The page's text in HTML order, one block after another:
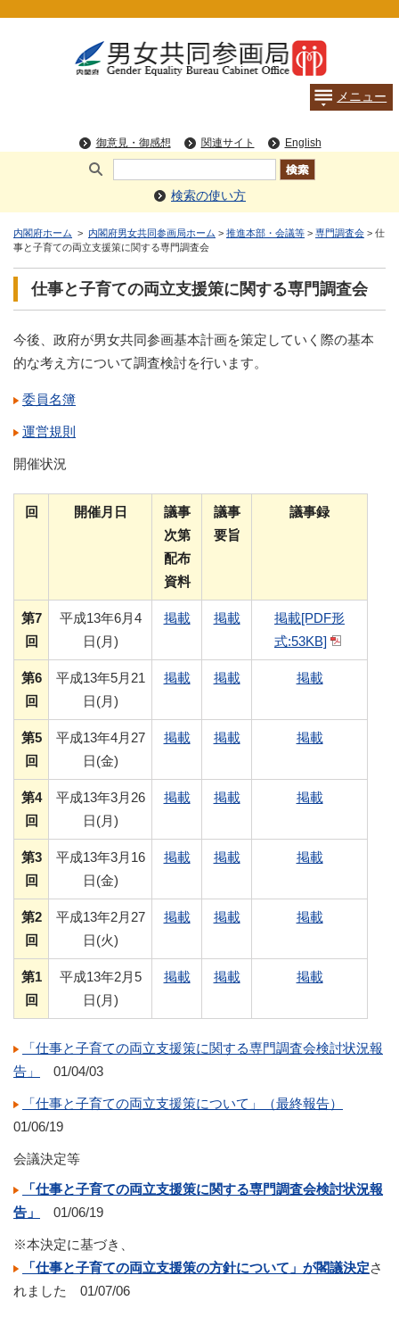
検索の使い方
内閣府ホーム > 内閣府男女共同参画局ホーム > 推進本部・会議等 > 専門調査会 > 仕
事と子育ての両立支援策に関する専門調査会
仕事と子育ての両立支援策に関する専門調査会
今後、政府が男女共同参画基本計画を策定していく際の基本
的な考え方について調査検討を行います。
委員名簿
運営規則
開催状況
回 開催月日
議事
次第
配布
資料
議事
要旨
議事録
第7
回
平成13年6月4
日(月)
掲載 掲載
掲載[PDF形
式:53KB]
第6
回
平成13年5月21
日(月)
掲載 掲載 掲載
第5
回
平成13年4月27
日(金)
掲載 掲載 掲載
第4
回
平成13年3月26
日(月)
掲載 掲載 掲載
第3
回
平成13年3月16
日(金)
掲載 掲載 掲載
第2
回
平成13年2月27
日(火)
掲載 掲載 掲載
第1
回
平成13年2月5
日(月)
掲載 掲載 掲載
「仕事と子育ての両立支援策に関する専門調査会検討状況報
告」
01/04/03
「仕事と子育ての両立支援策について」（最終報告）
01/06/19
会議決定等
「仕事と子育ての両立支援策に関する専門調査会検討状況報
告」
01/06/19
※本決定に基づき、
「仕事と子育ての両立支援策の方針について」が閣議決定さ
れました 01/07/06